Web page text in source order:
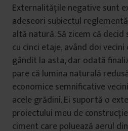
Externalităţile negative sunt
adeseori subiectul
altă natură. Să zicem că
cu cinci etaje, având doi
gândit la asta, dar odată
pare că lumina naturală
economice semnificative
acele grădini. Ei suportă o
proiectului meu de
ciment care poluează aerul